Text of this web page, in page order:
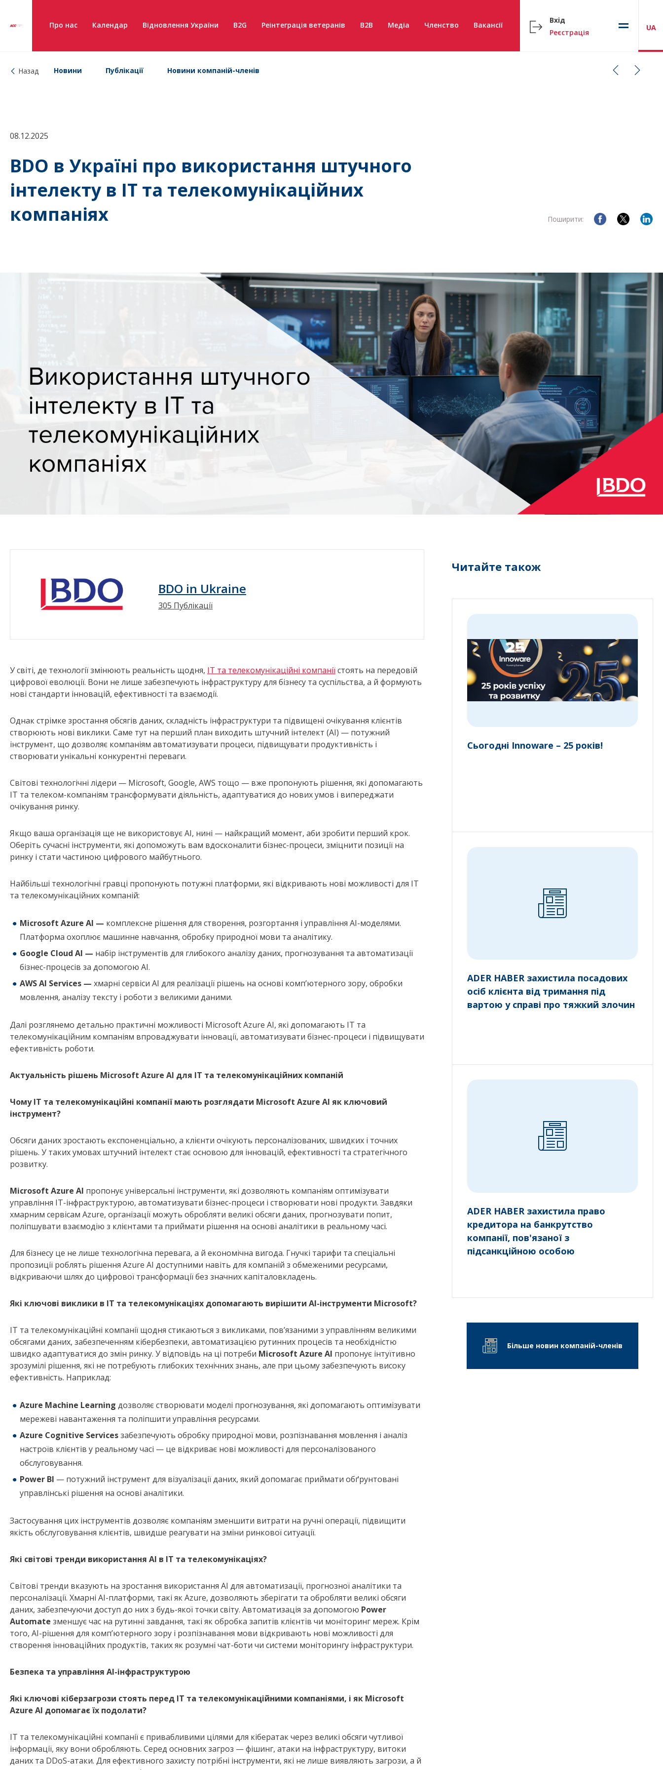
Про нас Календар Відновлення України B2G Реінтеграція ветеранів B2B Медіа Членство Вакансії
Вхід
Реєстрація
UA
Назад Новини Публікації Новини компаній-членів
08.12.2025
BDO в Україні про використання штучного
інтелекту в ІТ та телекомунікаційних
компаніях
Поширити:
BDO in Ukraine
305 Публікації
У світі, де технології змінюють реальність щодня, ІТ та телекомунікаційні компаніїстоять на передовій
цифрової еволюції. Вони не лише забезпечують інфраструктуру для бізнесу та суспільства, а й формують
нові стандарти інновацій, ефективності та взаємодії.
Однак стрімке зростання обсягів даних, складність інфраструктури та підвищені очікування клієнтів
створюють нові виклики. Саме тут на перший план виходить штучний інтелект (AI) — потужний
інструмент, що дозволяє компаніям автоматизувати процеси, підвищувати продуктивність і
створювати унікальні конкурентні переваги.
Світові технологічні лідери — Microsoft, Google, AWS тощо — вже пропонують рішення, які допомагають
ІТ та телеком-компаніям трансформувати діяльність, адаптуватися до нових умов і випереджати
очікування ринку.
Якщо ваша організація ще не використовує AI, нині — найкращий момент, аби зробити перший крок.
Оберіть сучасні інструменти, які допоможуть вам вдосконалити бізнес-процеси, зміцнити позиції на
ринку і стати частиною цифрового майбутнього.
Найбільші технологічні гравці пропонують потужні платформи, які відкривають нові можливості для ІТ
та телекомунікаційних компаній:
Microsoft Azure AI — комплексне рішення для створення, розгортання і управління AI-моделями.
Платформа охоплює машинне навчання, обробку природної мови та аналітику.
Google Cloud AI — набір інструментів для глибокого аналізу даних, прогнозування та автоматизації
бізнес-процесів за допомогою AI.
AWS AI Services — хмарні сервіси AI для реалізації рішень на основі комп’ютерного зору, обробки
мовлення, аналізу тексту і роботи з великими даними.
Далі розглянемо детально практичні можливості Microsoft Azure AI, які допомагають ІТ та
телекомунікаційним компаніям впроваджувати інновації, автоматизувати бізнес-процеси і підвищувати
ефективність роботи.
Актуальність рішень Microsoft Azure AI для ІТ та телекомунікаційних компаній
Чому ІТ та телекомунікаційні компанії мають розглядати Microsoft Azure AI як ключовий
інструмент?
Обсяги даних зростають експоненціально, а клієнти очікують персоналізованих, швидких і точних
рішень. У таких умовах штучний інтелект стає основою для інновацій, ефективності та стратегічного
розвитку.
Microsoft Azure AI пропонує універсальні інструменти, які дозволяють компаніям оптимізувати
управління ІТ-інфраструктурою, автоматизувати бізнес-процеси і створювати нові продукти. Завдяки
хмарним сервісам Azure, організації можуть обробляти великі обсяги даних, прогнозувати попит,
поліпшувати взаємодію з клієнтами та приймати рішення на основі аналітики в реальному часі.
Для бізнесу це не лише технологічна перевага, а й економічна вигода. Гнучкі тарифи та спеціальні
пропозиції роблять рішення Azure AI доступними навіть для компаній з обмеженими ресурсами,
відкриваючи шлях до цифрової трансформації без значних капіталовкладень.
Які ключові виклики в ІТ та телекомунікаціях допомагають вирішити AI-інструменти Microsoft?
ІТ та телекомунікаційні компанії щодня стикаються з викликами, пов’язаними з управлінням великими
обсягами даних, забезпеченням кібербезпеки, автоматизацією рутинних процесів та необхідністю
швидко адаптуватися до змін ринку. У відповідь на ці потреби Microsoft Azure AI пропонує інтуїтивно
зрозумілі рішення, які не потребують глибоких технічних знань, але при цьому забезпечують високу
ефективність. Наприклад:
Azure Machine Learning дозволяє створювати моделі прогнозування, які допомагають оптимізувати
мережеві навантаження та поліпшити управління ресурсами.
Azure Cognitive Servicesзабезпечують обробку природної мови, розпізнавання мовлення і аналіз
настроїв клієнтів у реальному часі — це відкриває нові можливості для персоналізованого
обслуговування.
Power BI — потужний інструмент для візуалізації даних, який допомагає приймати обґрунтовані
управлінські рішення на основі аналітики.
Застосування цих інструментів дозволяє компаніям зменшити витрати на ручні операції, підвищити
якість обслуговування клієнтів, швидше реагувати на зміни ринкової ситуації.
Які світові тренди використання AI в ІТ та телекомунікаціях?
Світові тренди вказують на зростання використання AI для автоматизації, прогнозної аналітики та
персоналізації. Хмарні AI-платформи, такі як Azure, дозволяють зберігати та обробляти великі обсяги
даних, забезпечуючи доступ до них з будь-якої точки світу. Автоматизація за допомогою Power
Automate зменшує час на рутинні завдання, такі як обробка запитів клієнтів чи моніторинг мереж. Крім
того, AI-рішення для комп’ютерного зору і розпізнавання мови відкривають нові можливості для
створення інноваційних продуктів, таких як розумні чат-боти чи системи моніторингу інфраструктури.
Безпека та управління AI-інфраструктурою
Які ключові кіберзагрози стоять перед ІТ та телекомунікаційними компаніями, і як Microsoft
Azure AI допомагає їх подолати?
ІТ та телекомунікаційні компанії є привабливими цілями для кібератак через великі обсяги чутливої
інформації, яку вони обробляють. Серед основних загроз — фішинг, атаки на інфраструктуру, витоки
даних та DDoS-атаки. Для ефективного захисту потрібні інструменти, які не лише виявляють загрози, а й
Читайте також
Сьогодні Innoware – 25 років!
ADER HABER захистила посадових
осіб клієнта від тримання під
вартою у справі про тяжкий злочин
ADER HABER захистила право
кредитора на банкрутство
компанії, пов'язаної з
підсанкційною особою
Більше новин компаній-членів